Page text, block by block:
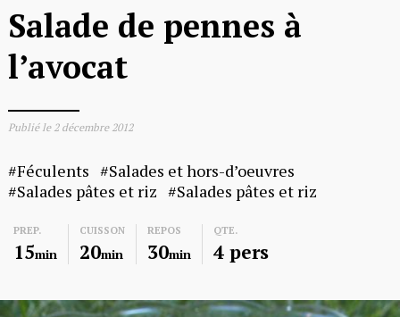
Salade de pennes à
l’avocat
Publié le 2 décembre 2012
Féculents
Salades et hors-d’oeuvres
Salades pâtes et riz
Salades pâtes et riz
PREP.
15min
CUISSON
20min
REPOS
30min
QTE.
4 pers